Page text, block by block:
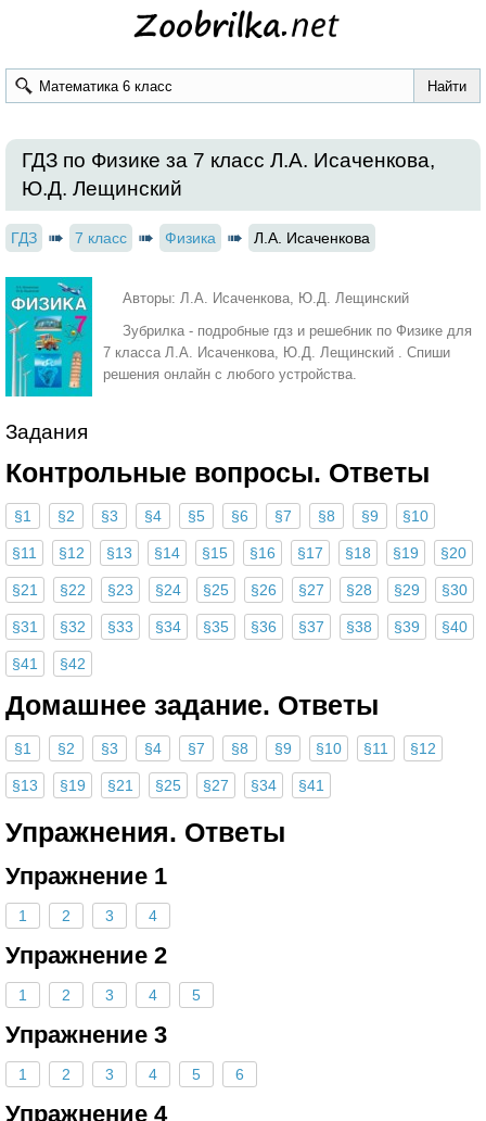
ГДЗ по Физике за 7 класс Л.А. Исаченкова,
Ю.Д. Лещинский
ГДЗ 7 класс Физика Л.А. Исаченкова
Авторы: Л.А. Исаченкова, Ю.Д. Лещинский
Зубрилка - подробные гдз и решебник по Физике для
7 класса Л.А. Исаченкова, Ю.Д. Лещинский . Спиши
решения онлайн с любого устройства.
Задания
Контрольные вопросы. Ответы
§1 §2 §3 §4 §5 §6 §7 §8 §9 §10
§11 §12 §13 §14 §15 §16 §17 §18 §19 §20
§21 §22 §23 §24 §25 §26 §27 §28 §29 §30
§31 §32 §33 §34 §35 §36 §37 §38 §39 §40
§41 §42
Домашнее задание. Ответы
§1 §2 §3 §4 §7 §8 §9 §10 §11 §12
§13 §19 §21 §25 §27 §34 §41
Упражнения. Ответы
Упражнение 1
1 2 3 4
Упражнение 2
1 2 3 4 5
Упражнение 3
1 2 3 4 5 6
Упражнение 4